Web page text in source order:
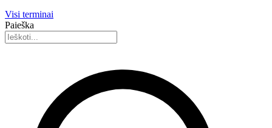
Visi terminai
Paieška